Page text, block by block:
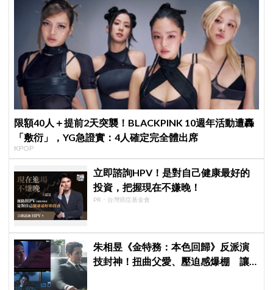
限額40人＋提前2天突襲！BLACKPINK 10週年活動遭轟
「敷衍」，YG急證實：4人確定完全體出席
KPOP
立即諮詢HPV！是對自己健康最好的
投資，把握現在不嫌晚！
PR・台灣癌症基金會
朱相昱《金特務：本色回歸》反派演
技封神！扭曲父愛、壓迫感爆棚 讓